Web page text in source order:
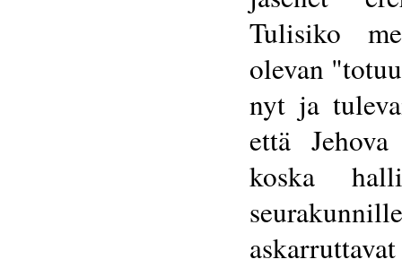
Tulisiko
olevan
nyt ja
että
koska